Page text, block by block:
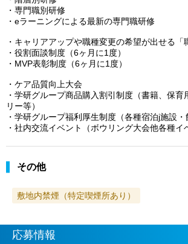
・専門職別研修
・eラーニングによる最新の専門職研修
・キャリアアップや職種変更の希望が出せる「
・役割面談制度（6ヶ月に1度）
・MVP表彰制度（6ヶ月に1度）
・ケア品質向上大会
・学研グループ商品購入割引制度（書籍、保育
リー等）
・学研グループ福利厚生制度（各種宿泊j施設・
・社内交流イベント（ボウリング大会他各種イ
その他
敷地内禁煙（特定喫煙所あり）
応募情報